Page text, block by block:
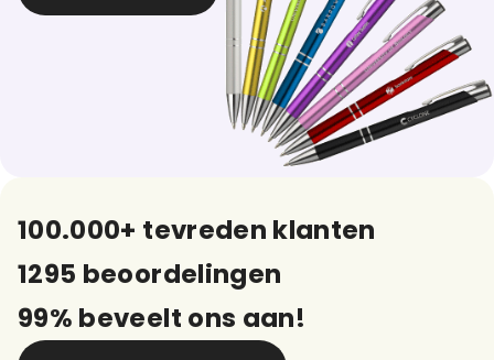
100.000+ tevreden klanten
1295 beoordelingen
99% beveelt ons aan!